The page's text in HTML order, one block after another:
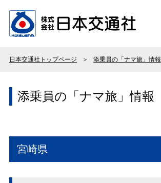
日本交通社トップページ 添乗員の「ナマ旅」情報
添乗員の「ナマ旅」情報
宮崎県